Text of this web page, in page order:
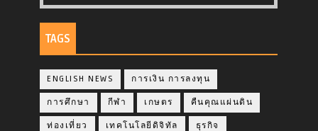
TAGS
ENGLISH NEWS การเงิน การลงทุน
การศึกษา กีฬา เกษตร คืนคุณแผ่นดิน
ท่องเที่ยว เทคโนโลยีดิจิทัล ธุรกิจ